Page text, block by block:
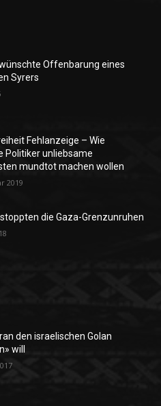
Offenbarung eines
Syrers
Fehlanzeige – Wie
Politiker unliebsame
mundtot machen wollen
2019
die Gaza-Grenzunruhen
den israelischen Golan
will